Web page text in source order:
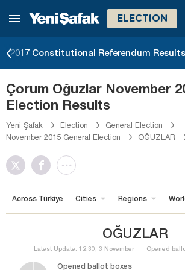
ELECTION
2017 Constitutional Referendum Results
Çorum Oğuzlar November
Election Results
Yeni Şafak Election
General Election
November 2015 General Election
OĞUZLAR
Across Türkiye Cities Regions
OĞUZLAR
Latest Update: 12:30, 3 November Opened
Opened ballot boxes